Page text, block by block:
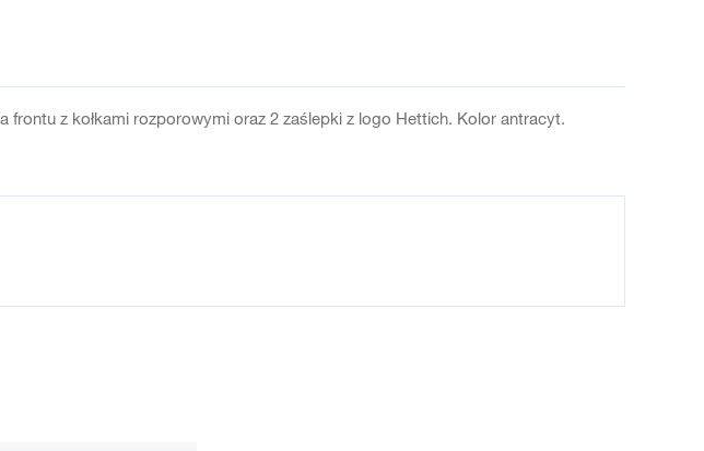
frontu z kołkami rozporowymi oraz 2 zaślepki z logo Hettich. Kolor antracyt.